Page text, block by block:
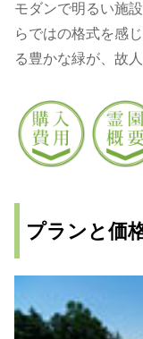
モダンで明るい施
らではの格式を感
る豊かな緑が、故
プランと価